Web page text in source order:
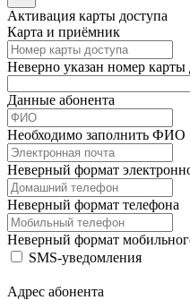
Активация карты доступа
Карта и приёмник
Неверно указан номер карты
Данные абонента
Необходимо заполнить ФИО
Неверный формат
Неверный формат телефона
Неверный формат
SMS-уведомления
Адрес абонента